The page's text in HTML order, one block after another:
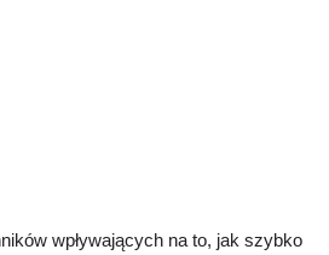
wpływających na to, jak szybko